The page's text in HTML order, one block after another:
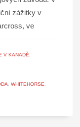
zážitky v
ve
V KANADĚ,
, WHITEHORSE,